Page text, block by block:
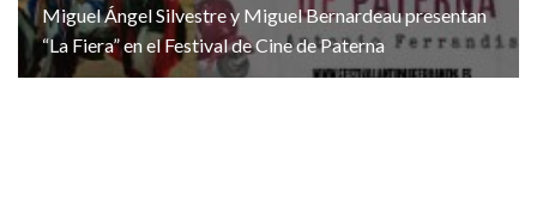
Miguel Ángel Silvestre y Miguel Bernardeau presentan
“La Fiera” en el Festival de Cine de Paterna